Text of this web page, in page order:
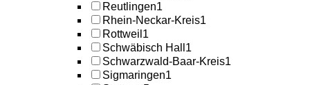
Reutlingen1
Rhein-Neckar-Kreis1
Rottweil 1
Schwäbisch Hall 1
Schwarzwald-Baar-Kreis1
Sigmaringen1